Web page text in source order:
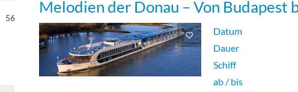
56
Melodien der Donau – Von Budapest
Datum
Dauer
Schiff
ab / bis